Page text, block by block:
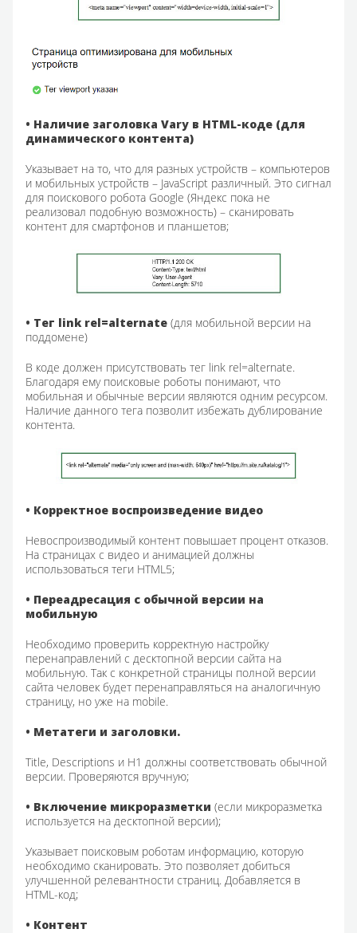
• Наличие заголовка Vary в HTML-коде (для
динамического контента)
Указывает на то, что для разных устройств – компьютеров
и мобильных устройств – JavaScript различный. Это сигнал
для поискового робота Google (Яндекс пока не
реализовал подобную возможность) – сканировать
контент для смартфонов и планшетов;
• Тег link rel=alternate (для мобильной версии на
поддомене)
В коде должен присутствовать тег link rel=alternate.
Благодаря ему поисковые роботы понимают, что
мобильная и обычные версии являются одним ресурсом.
Наличие данного тега позволит избежать дублирование
контента.
• Корректное воспроизведение видео
Невоспроизводимый контент повышает процент отказов.
На страницах с видео и анимацией должны
использоваться теги HTML5;
• Переадресация с обычной версии на
мобильную
Необходимо проверить корректную настройку
перенаправлений с десктопной версии сайта на
мобильную. Так с конкретной страницы полной версии
сайта человек будет перенаправляться на аналогичную
страницу, но уже на mobile.
• Метатеги и заголовки.
Title, Descriptions и Н1 должны соответствовать обычной
версии. Проверяются вручную;
• Включение микроразметки (если микроразметка
используется на десктопной версии);
Указывает поисковым роботам информацию, которую
необходимо сканировать. Это позволяет добиться
улучшенной релевантности страниц. Добавляется в
HTML-код;
• Контент